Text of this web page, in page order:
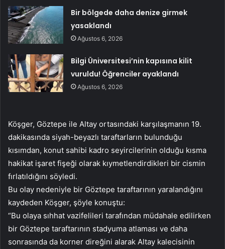
Bir bölgede daha denize girmek
yasaklandı
Ağustos 6, 2026
Bilgi Üniversitesi’nin kapısına kilit
vuruldu! Öğrenciler ayaklandı
Ağustos 6, 2026
Köşger, Göztepe ile Altay ortasındaki karşılaşmanın 19.
dakikasında siyah-beyazlı taraftarların bulunduğu
kısımdan, konut sahibi kadro seyircilerinin olduğu kısma
hakikat işaret fişeği olarak kıymetlendirdikleri bir cismin
fırlatıldığını söyledi.
Bu olay nedeniyle bir Göztepe taraftarının yaralandığını
kaydeden Köşger, şöyle konuştu:
“Bu olaya sıhhat vazifelileri tarafından müdahale edilirken
bir Göztepe taraftarının stadyuma atlaması ve daha
sonrasında da korner direğini alarak Altay kalecisinin